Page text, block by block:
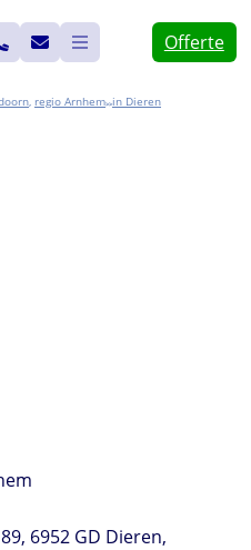
Offerte
, Arnhem>> Dieren
6952 GD Dieren,